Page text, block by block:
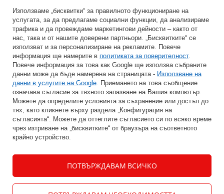
Въведете имейл адреса си
Съгласен съм с обработката на личните ми данни за целите и обхвата на услугите на Бюлетина.
ЗАПАЗВАНЕ
ИНФОРМАЦИЯ
ПОМОЩ
Използваме „бисквитки“ за правилното функциониране на
услугата, за да предлагаме социални функции, да анализираме
трафика и да провеждаме маркетингови дейности – както от
нас, така и от нашите доверени партньори. „Бисквитките“ се
използват и за персонализиране на рекламите. Повече
информация ще намерите в политиката за поверителност.
Повече информация за това как Google ще използва събраните
данни може да бъде намерена на страницата - Използване на
данни в услугите на Google. Приемането на това съобщение
означава съгласие за тяхното запазване на Вашия компютър.
Можете да определите условията за съхранение или достъп до
тях, като кликнете върху раздела „Конфигурация на
съгласията“. Можете да оттеглите съгласието си по всяко време
чрез изтриване на „бисквитките“ от браузъра на съответното
крайно устройство.
ПОТВЪРЖДАВАМ ВСИЧКО